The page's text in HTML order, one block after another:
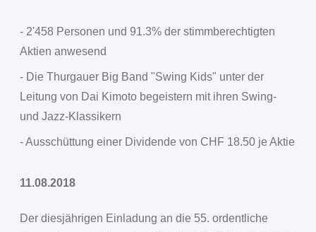
- 2'458 Personen und 91.3% der stimmberechtigten
Aktien anwesend
- Die Thurgauer Big Band "Swing Kids" unter der
Leitung von Dai Kimoto begeistern mit ihren Swing-
und Jazz-Klassikern
- Ausschüttung einer Dividende von CHF 18.50 je Aktie
11.08.2018
Der diesjährigen Einladung an die 55. ordentliche